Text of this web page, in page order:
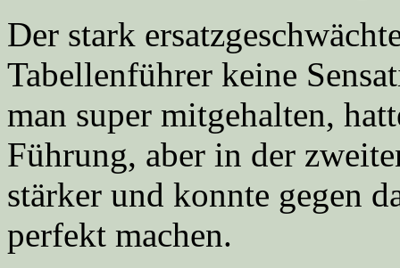
Der stark
Tabellenführer keine
man super mitgehalten,
Führung, aber in der
stärker und konnte gegen
perfekt machen.